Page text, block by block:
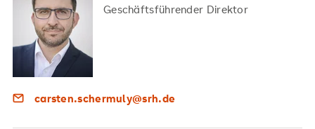
Geschäftsführender Direktor
carsten.schermuly@srh.de